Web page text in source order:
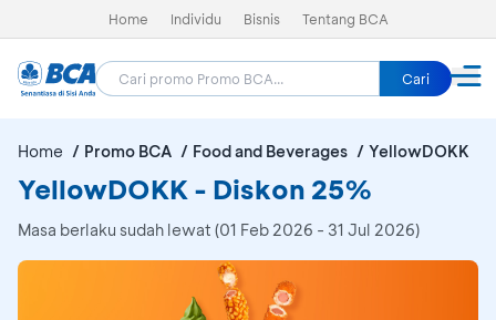
Home Individu Bisnis Tentang BCA
Cari
Home Promo BCA Food and Beverages YellowDOKK
YellowDOKK - Diskon 25%
Masa berlaku sudah lewat (01 Feb 2026 - 31 Jul 2026)